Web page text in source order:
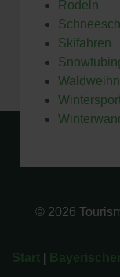
Rodeln
Skifahren
© 2026
Start|